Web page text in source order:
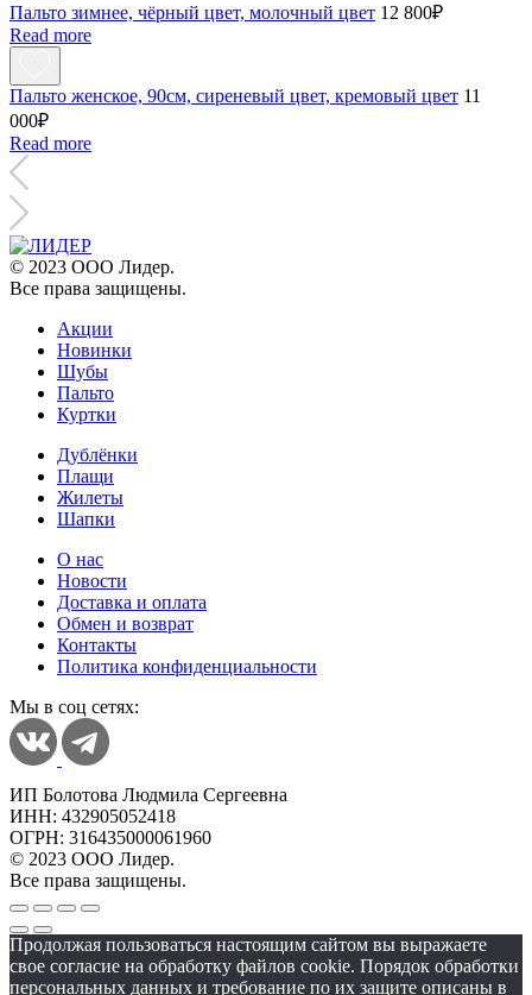
Пальто зимнее, чёрный цвет, молочный цвет 12 800₽
Read more
Пальто женское, 90см, сиреневый цвет, кремовый цвет 11
000₽
Read more
© 2023 ООО Лидер.
Все права защищены.
Акции
Новинки
Шубы
Пальто
Куртки
Дублёнки
Плащи
Жилеты
Шапки
О нас
Новости
Доставка и оплата
Обмен и возврат
Контакты
Политика конфиденциальности
Мы в соц сетях:
ИП Болотова Людмила Сергеевна
ИНН: 432905052418
ОГРН: 316435000061960
© 2023 ООО Лидер.
Все права защищены.
Продолжая пользоваться настоящим сайтом вы выражаете
свое согласие на обработку файлов cookie. Порядок обработки
персональных данных и требование по их защите описаны в